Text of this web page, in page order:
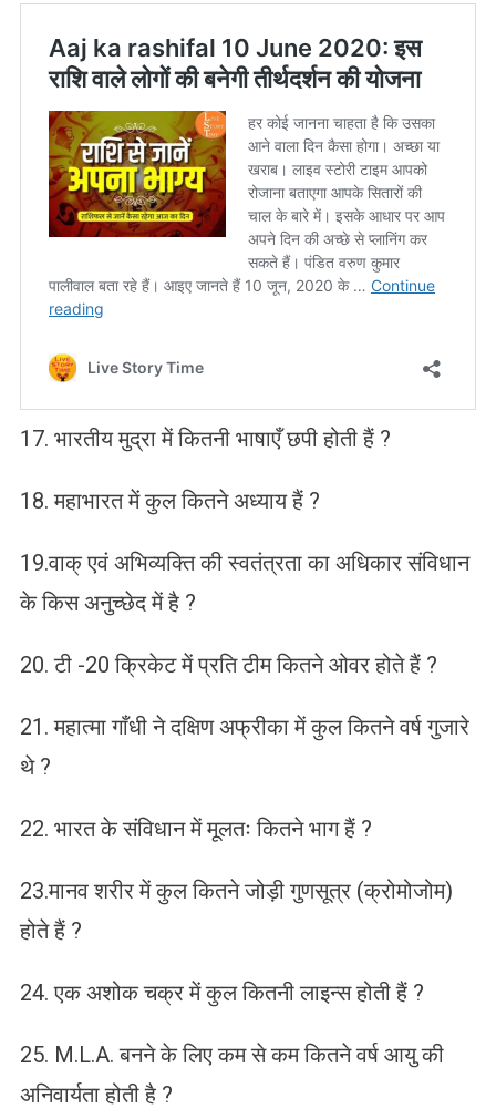
17. भारतीय मुद्रा में कितनी भाषाएँ छपी होती हैं ?
18. महाभारत में कुल कितने अध्याय हैं ?
19.वाक् एवं अभिव्यक्ति की स्वतंत्रता का अधिकार संविधान
के किस अनुच्छेद में है ?
20. टी -20 क्रिकेट में प्रति टीम कितने ओवर होते हैं ?
21. महात्मा गाँधी ने दक्षिण अफ्रीका में कुल कितने वर्ष गुजारे
थे ?
22. भारत के संविधान में मूलतः कितने भाग हैं ?
23.मानव शरीर में कुल कितने जोड़ी गुणसूत्र (क्रोमोजोम)
होते हैं ?
24. एक अशोक चक्र में कुल कितनी लाइन्स होती हैं ?
25. M.L.A. बनने के लिए कम से कम कितने वर्ष आयु की
अनिवार्यता होती है ?